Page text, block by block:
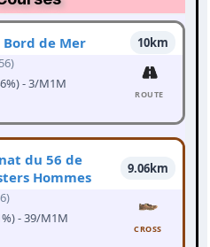
Bord de Mer
10km
- 3/M1M
ROUTE
du 56 de
Hommes
9.06km
- 39/M1M
CROSS